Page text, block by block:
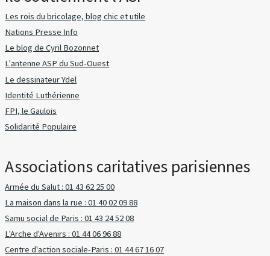
Les rois du bricolage, blog chic et utile
Nations Presse Info
Le blog de Cyril Bozonnet
L'antenne ASP du Sud-Ouest
Le dessinateur Ydel
Identité Luthérienne
FPI, le Gaulois
Solidarité Populaire
Associations caritatives parisiennes
Armée du Salut : 01 43 62 25 00
La maison dans la rue : 01 40 02 09 88
Samu social de Paris : 01 43 24 52 08
L'Arche d'Avenirs : 01 44 06 96 88
Centre d'action sociale-Paris : 01 44 67 16 07